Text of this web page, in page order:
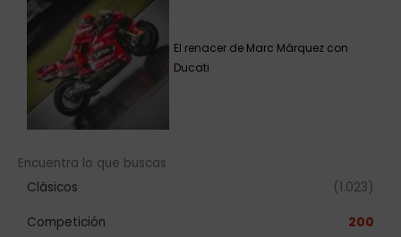
El renacer de Marc Márquez con
Ducati
Encuentra lo que buscas
Clásicos
(1.023)
Competición 200